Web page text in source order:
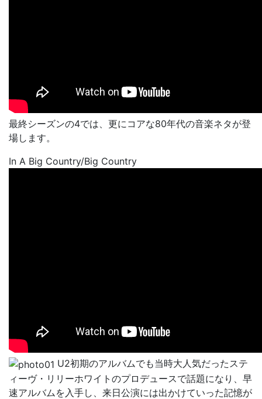
最終シーズンの4では、更にコアな80年代の音楽ネタが登
場します。
In A Big Country/Big Country
U2初期のアルバムでも当時大人気だったステ
ィーヴ・リリーホワイトのプロデュースで話題になり、早
速アルバムを入手し、来日公演には出かけていった記憶が